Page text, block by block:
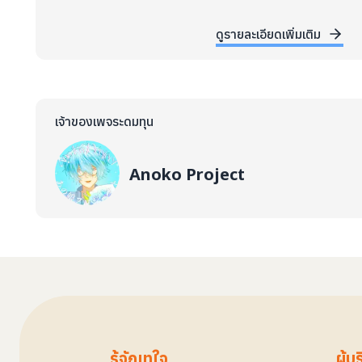
ดูรายละเอียดเพิ่มเติม
เจ้าของเพจระดมทุน
Anoko Project